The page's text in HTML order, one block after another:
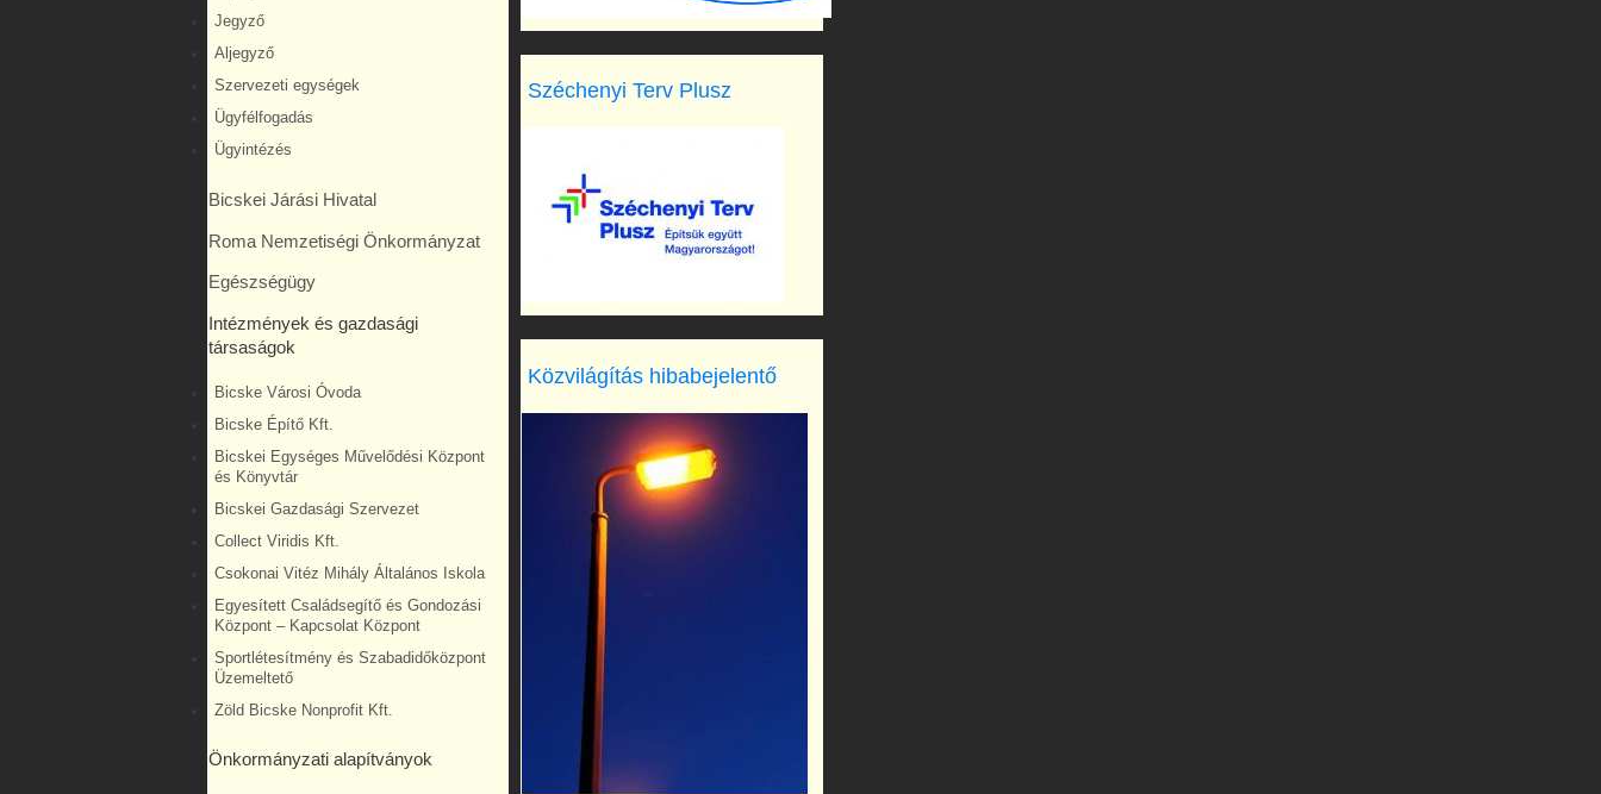
Jegyző
Aljegyző
Szervezeti egységek
Ügyfélfogadás
Ügyintézés
Bicskei Járási Hivatal
Roma Nemzetiségi Önkormányzat
Egészségügy
Intézmények és gazdasági
társaságok
Bicske Városi Óvoda
Bicske Építő Kft.
Bicskei Egységes Művelődési Központ
és Könyvtár
Bicskei Gazdasági Szervezet
Collect Viridis Kft.
Csokonai Vitéz Mihály Általános Iskola
Egyesített Családsegítő és Gondozási
Központ – Kapcsolat Központ
Sportlétesítmény és Szabadidőközpont
Üzemeltető
Zöld Bicske Nonprofit Kft.
Önkormányzati alapítványok
Széchenyi Terv Plusz
Közvilágítás hibabejelentő